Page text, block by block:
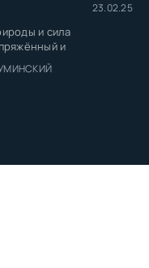
23.02.25
и сила
и